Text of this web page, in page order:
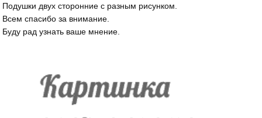
Подушки двух сторонние с разным рисунком.
Всем спасибо за внимание.
Буду рад узнать ваше мнение.